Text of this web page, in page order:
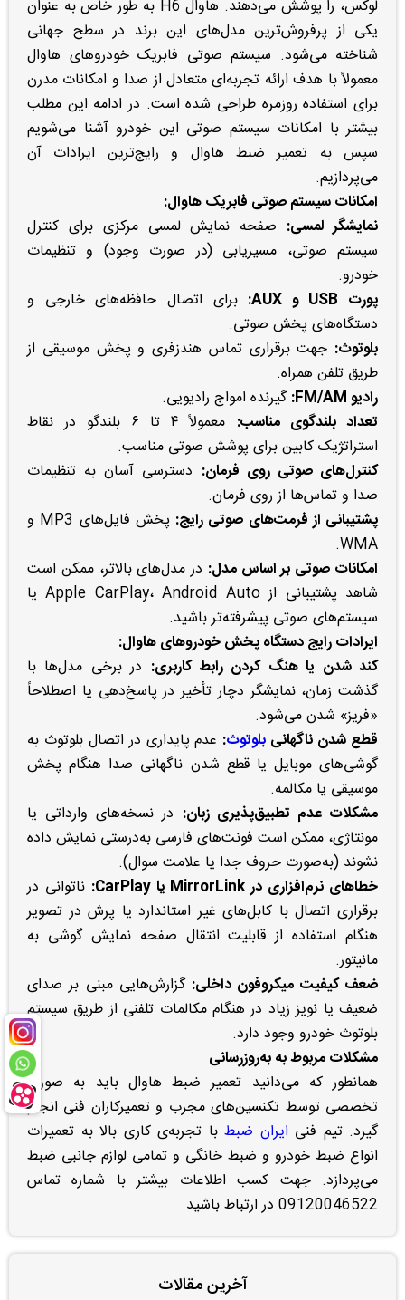
لوکس، را پوشش می‌دهند. هاوال H6 به طور خاص به عنوان
یکی از پرفروش‌ترین مدل‌های این برند در سطح جهانی
شناخته می‌شود. سیستم صوتی فابریک خودروهای هاوال
معمولاً با هدف ارائه تجربه‌ای متعادل از صدا و امکانات مدرن
برای استفاده روزمره طراحی شده است. در ادامه این مطلب
بیشتر با امکانات سیستم صوتی این خودرو آشنا می‌شویم
سپس به تعمیر ضبط هاوال و رایج‌ترین ایرادات آن
می‌پردازیم.
امکانات سیستم صوتی فابریک هاوال:
نمایشگر لمسی: صفحه نمایش لمسی مرکزی برای کنترل
سیستم صوتی، مسیریابی (در صورت وجود) و تنظیمات
خودرو.
پورت USB و AUX:
برای اتصال حافظه‌های خارجی و
دستگاه‌های پخش صوتی.
بلوتوث: جهت برقراری تماس هندزفری و پخش موسیقی از
طریق تلفن همراه.
رادیو FM/AM:
گیرنده امواج رادیویی.
تعداد بلندگوی مناسب:
معمولاً ۴ تا ۶ بلندگو در نقاط
استراتژیک کابین برای پوشش صوتی مناسب.
کنترل‌های صوتی روی فرمان: دسترسی آسان به تنظیمات
صدا و تماس‌ها از روی فرمان.
پشتیبانی از فرمت‌های صوتی رایج:
پخش فایل‌های MP3 و
WMA.
امکانات صوتی بر اساس مدل: در مدل‌های بالاتر، ممکن است
شاهد پشتیبانی از Apple CarPlay، Android Auto یا
سیستم‌های صوتی پیشرفته‌تر باشید.
ایرادات رایج دستگاه پخش خودروهای هاوال:
کند شدن یا هنگ کردن رابط کاربری: در برخی مدل‌ها با
گذشت زمان، نمایشگر دچار تأخیر در پاسخ‌دهی یا اصطلاحاً
«فریز» شدن می‌شود.
قطع شدن ناگهانی بلوتوث: عدم پایداری در اتصال بلوتوث به
گوشی‌های موبایل یا قطع شدن ناگهانی صدا هنگام پخش
موسیقی یا مکالمه.
مشکلات عدم تطبیق‌پذیری زبان: در نسخه‌های وارداتی یا
مونتاژی، ممکن است فونت‌های فارسی به‌درستی نمایش داده
نشوند (به‌صورت حروف جدا یا علامت سوال).
خطاهای نرم‌افزاری در MirrorLink یا CarPlay:
ناتوانی در
برقراری اتصال با کابل‌های غیر استاندارد یا پرش در تصویر
هنگام استفاده از قابلیت انتقال صفحه نمایش گوشی به
مانیتور.
ضعف کیفیت میکروفون داخلی: گزارش‌هایی مبنی بر صدای
ضعیف یا نویز زیاد در هنگام مکالمات تلفنی از طریق سیستم
بلوتوث خودرو وجود دارد.
مشکلات مربوط به به‌روزرسانی
همانطور که می‌دانید تعمیر ضبط هاوال باید به صورت
تخصصی توسط تکنسین‌های مجرب و تعمیرکاران فنی انجام
گیرد. تیم فنی ایران ضبط با تجربه‌ی کاری بالا به تعمیرات
انواع ضبط خودرو و ضبط خانگی و تمامی لوازم جانبی ضبط
می‌پردازد. جهت کسب اطلاعات بیشتر با شماره تماس
09120046522 در ارتباط باشید.
آخرین مقالات